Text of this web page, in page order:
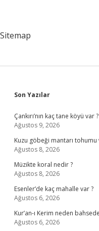
Sitemap
Sidebar
Son Yazılar
Çankırı’nın kaç tane köyü var ?
Ağustos 9, 2026
Kuzu göbeği mantarı tohumu
Ağustos 8, 2026
Müzikte koral nedir ?
Ağustos 8, 2026
Esenler’de kaç mahalle var ?
Ağustos 6, 2026
Kur’an-ı Kerim neden
Ağustos 6, 2026